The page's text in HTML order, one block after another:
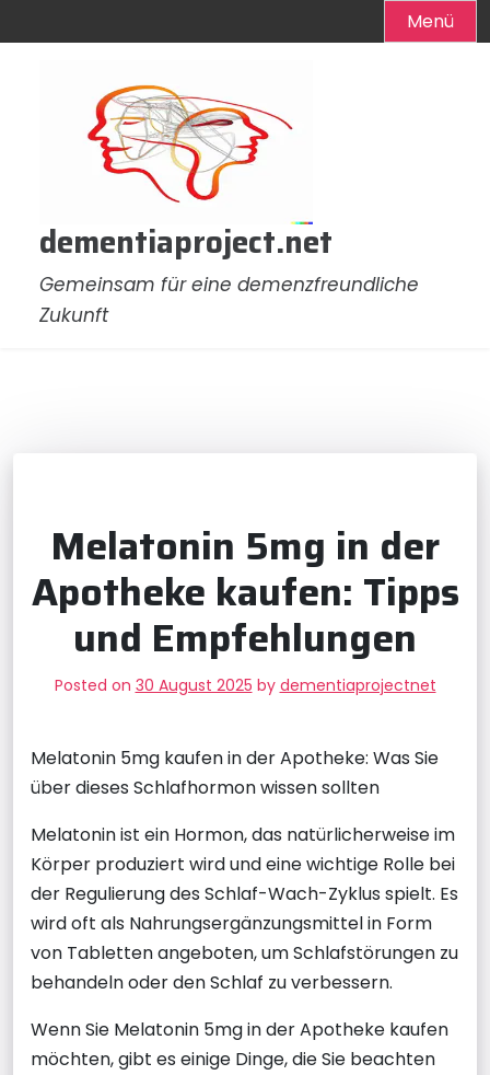
Menü
dementiaproject.net
Gemeinsam für eine demenzfreundliche
Zukunft
Melatonin 5mg in der
Apotheke kaufen: Tipps
und Empfehlungen
Posted on 30 August 2025 by dementiaprojectnet
Melatonin 5mg kaufen in der Apotheke: Was Sie
über dieses Schlafhormon wissen sollten
Melatonin ist ein Hormon, das natürlicherweise im
Körper produziert wird und eine wichtige Rolle bei
der Regulierung des Schlaf-Wach-Zyklus spielt. Es
wird oft als Nahrungsergänzungsmittel in Form
von Tabletten angeboten, um Schlafstörungen zu
behandeln oder den Schlaf zu verbessern.
Wenn Sie Melatonin 5mg in der Apotheke kaufen
möchten, gibt es einige Dinge, die Sie beachten